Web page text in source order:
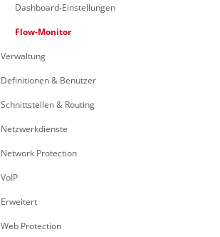
Dashboard-Einstellungen
Flow-Monitor
Verwaltung
Definitionen & Benutzer
Schnittstellen & Routing
Netzwerkdienste
Network Protection
VoIP
Erweitert
Web Protection